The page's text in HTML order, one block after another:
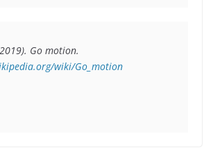
Go motion
wiki/Go_motion